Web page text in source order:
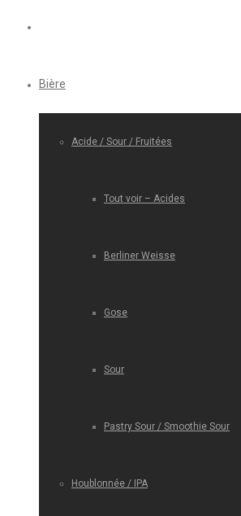
Bière
Acide / Sour / Fruitées
Tout voir – Acides
Berliner Weisse
Gose
Sour
Pastry Sour / Smoothie Sour
Houblonnée / IPA